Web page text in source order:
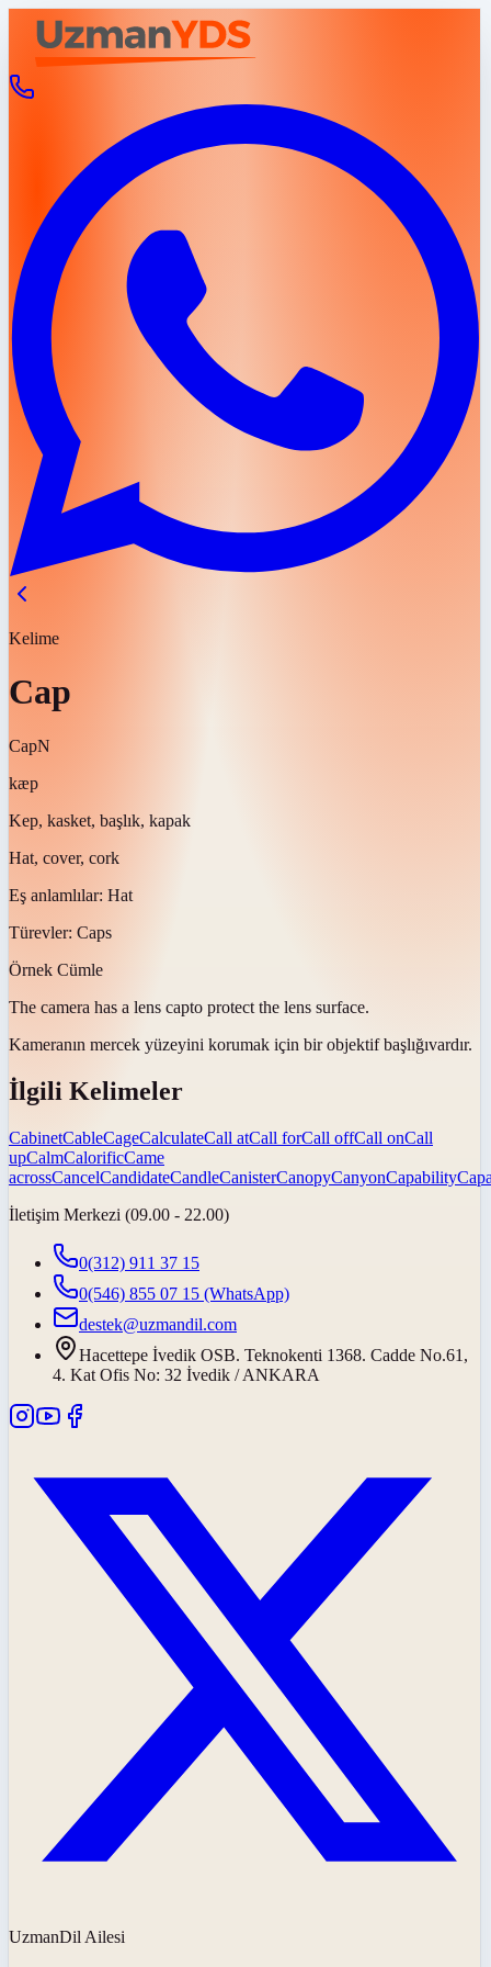
Kelime
Cap
CapN
kæp
Kep, kasket, başlık, kapak
Hat, cover, cork
Eş anlamlılar: Hat
Türevler: Caps
Örnek Cümle
The camera has a lens capto protect the lens surface.
Kameranın mercek yüzeyini korumak için bir objektif başlığıvardır.
İlgili Kelimeler
CabinetCableCageCalculateCall atCall forCall offCall onCall
upCalmCalorificCame
acrossCancelCandidateCandleCanisterCanopyCanyonCapability
İletişim Merkezi (09.00 - 22.00)
0(312) 911 37 15
0(546) 855 07 15 (WhatsApp)
destek@uzmandil.com
Hacettepe İvedik OSB. Teknokenti 1368. Cadde No.61,
4. Kat Ofis No: 32 İvedik / ANKARA
UzmanDil Ailesi